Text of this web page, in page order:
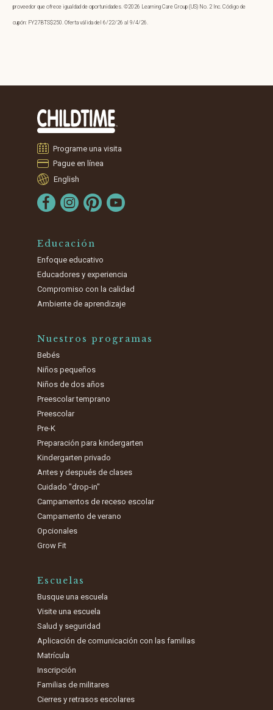
proveedor que ofrece igualdad de oportunidades. ©2026 Learning Care Group (US) No. 2 Inc. Código de
cupón: FY27BTS$250. Oferta válida del 6/22/26 al 9/4/26.
Programe una visita
Pague en línea
English
Educación
Enfoque educativo
Educadores y experiencia
Compromiso con la calidad
Ambiente de aprendizaje
Nuestros programas
Bebés
Niños pequeños
Niños de dos años
Preescolar temprano
Preescolar
Pre-K
Preparación para kindergarten
Kindergarten privado
Antes y después de clases
Cuidado "drop-in"
Campamentos de receso escolar
Campamento de verano
Opcionales
Grow Fit
Escuelas
Busque una escuela
Visite una escuela
Salud y seguridad
Aplicación de comunicación con las familias
Matrícula
Inscripción
Familias de militares
Cierres y retrasos escolares